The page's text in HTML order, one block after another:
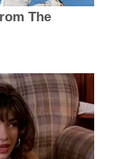
The